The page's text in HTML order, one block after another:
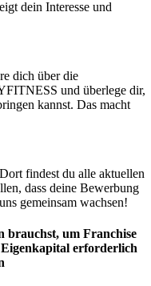
dein Interesse und
dich über die
und überlege dir,
kannst. Das macht
findest du alle aktuellen
dass deine Bewerbung
gemeinsam wachsen!
brauchst, um Franchise
erforderlich